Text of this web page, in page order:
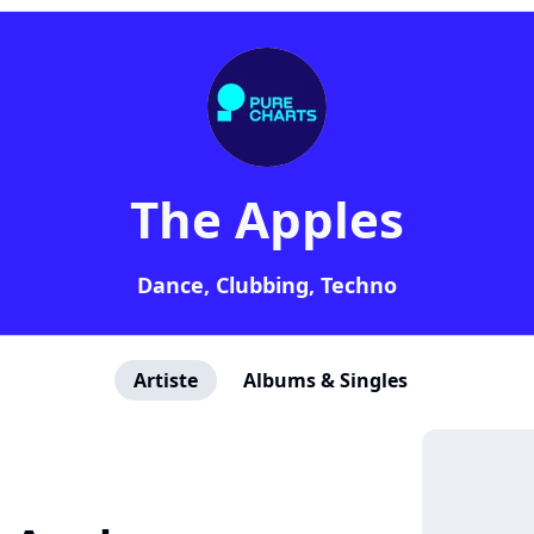
The Apples
Dance, Clubbing, Techno
Artiste Albums & Singles